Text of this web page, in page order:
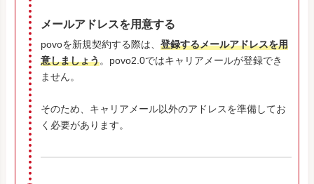
メールアドレスを用意する
povoを新規契約する際は、 登録するメールアドレスを用
意しましょう。povo2.0ではキャリアメールが登録でき
ません。
そのため、キャリアメール以外のアドレスを準備してお
く必要があります。